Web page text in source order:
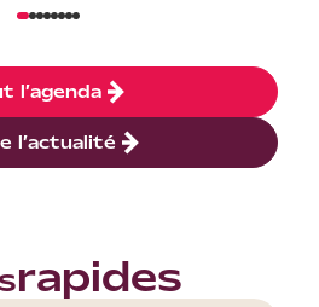
l’agenda
l’actualité
rapides